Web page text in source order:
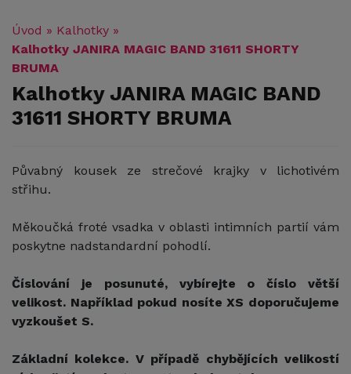
Úvod » Kalhotky »
Kalhotky JANIRA MAGIC BAND 31611 SHORTY
BRUMA
Kalhotky JANIRA MAGIC BAND
31611 SHORTY BRUMA
Půvabný kousek ze strečové krajky v lichotivém
střihu.
Měkoučká froté vsadka v oblasti intimních partií vám
poskytne nadstandardní pohodlí.
Číslování je posunuté, vybírejte o číslo větší
velikost. Například pokud nosíte XS doporučujeme
vyzkoušet S.
Základní kolekce. V případě chybějících velikostí